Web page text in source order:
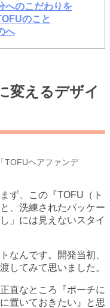
へのこだわりを
のこと
へ
変えるデザイ
TOFUヘアファンデ
ず、この『TOFU（ト
、洗練されたパッケー
」には見えないスタイ
なんです。開発当初、
してみて思いました。
直なところ『ポーチに
置いておきたい』と思